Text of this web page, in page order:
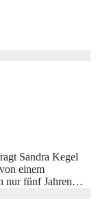
Sandra Kegel
einem
nur fünf Jahren…